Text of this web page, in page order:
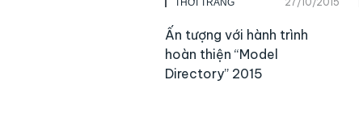
Ấn tượng với hành trình
hoàn thiện “Model
Directory” 2015